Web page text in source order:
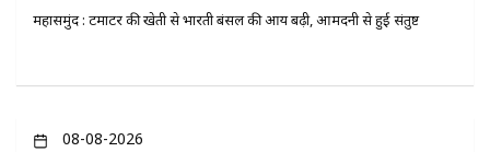
महासमुंद : टमाटर की खेती से भारती बंसल की आय बढ़ी, आमदनी से हुई संतुष्ट
08-08-2026